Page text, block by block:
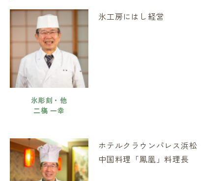
氷彫刻・他
二𣘺 一幸
氷工房にはし経営
ホテルクラウンパレス浜松
中国料理「鳳凰」料理長